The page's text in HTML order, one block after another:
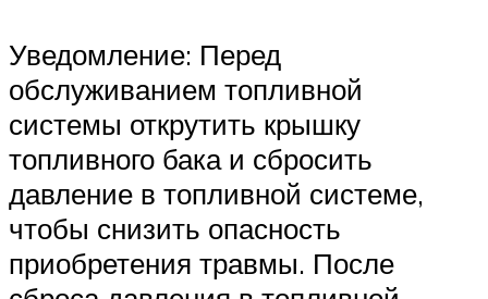
Уведомление: Перед
обслуживанием топливной
системы открутить крышку
топливного бака и сбросить
давление в топливной системе,
чтобы снизить опасность
приобретения травмы. После